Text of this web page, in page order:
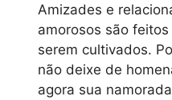
Amizades e
amorosos são feitos
serem cultivados.
não deixe de
agora sua